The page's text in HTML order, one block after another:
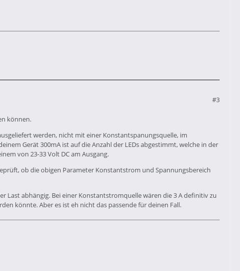
#3
können.
werden, nicht mit einer Konstantspanungsquelle, im
Gerät 300mA ist auf die Anzahl der LEDs abgestimmt, welche in der
von 23-33 Volt DC am Ausgang.
ob die obigen Parameter Konstantstrom und Spannungsbereich
Last abhängig. Bei einer Konstantstromquelle wären die 3 A definitiv zu
könnte. Aber es ist eh nicht das passende für deinen Fall.